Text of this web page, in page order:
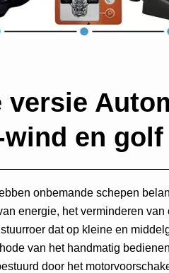
versie
en golf
onbemande schepen
energie, het verminderen
dat op kleine en
van het handmatig
door het